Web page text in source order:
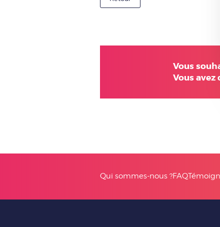
Vous
Vous avez
Qui sommes-nous ?FAQ